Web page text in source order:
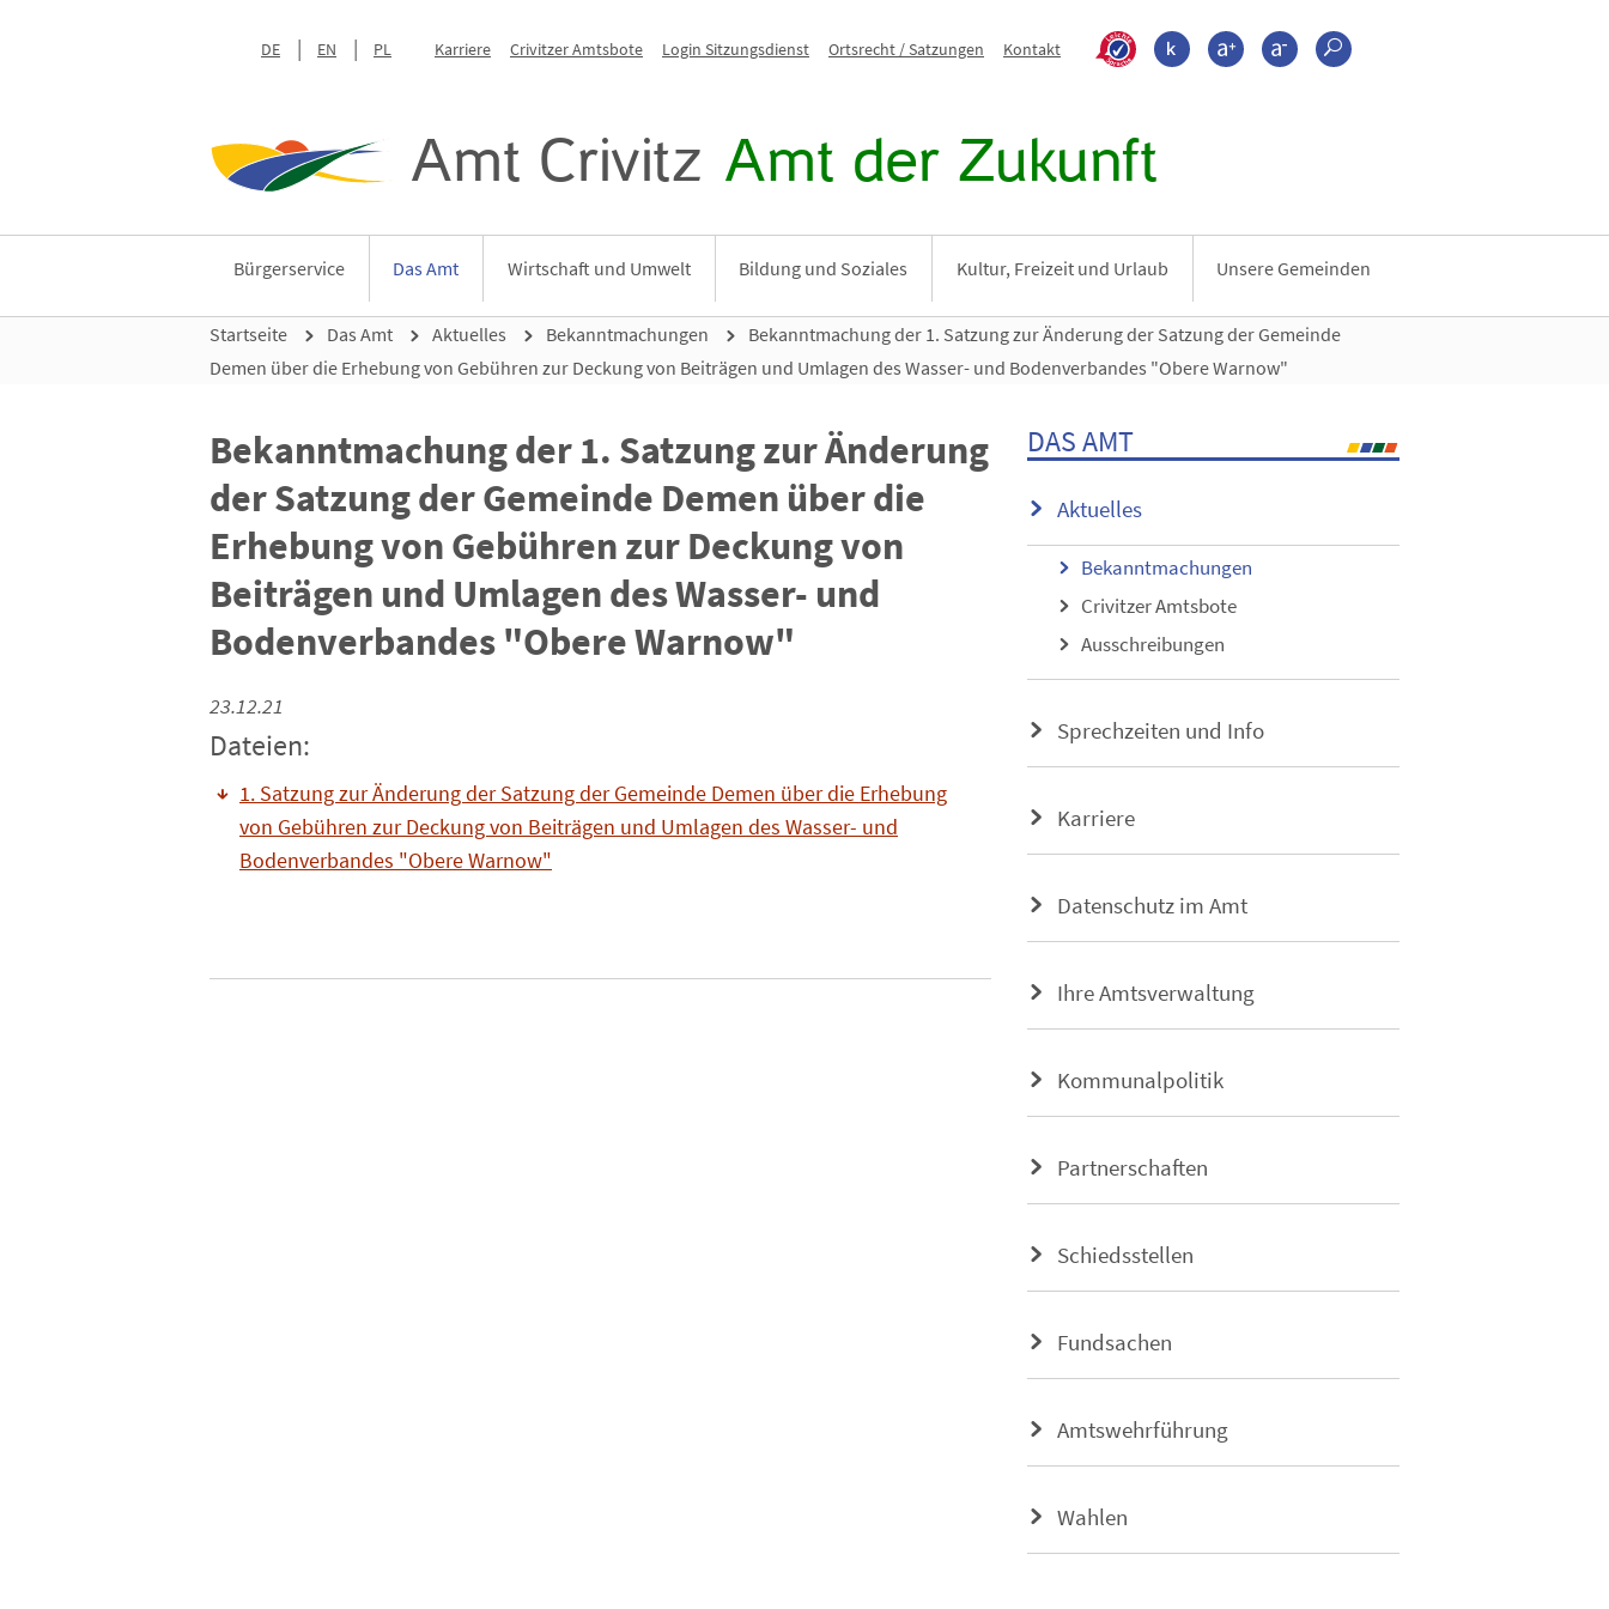
DE EN PL Karriere Crivitzer Amtsbote Login Sitzungsdienst Ortsrecht / Satzungen Kontakt >???leichte_sprache???
KontrastSchrift größerSchrift kleiner
Suche
Amt Crivitz Amt der Zukunft
Bürgerservice Das Amt Wirtschaft und Umwelt Bildung und Soziales Kultur, Freizeit und Urlaub Unsere Gemeinden
Startseite Das Amt Aktuelles Bekanntmachungen
Bekanntmachung der 1. Satzung zur Änderung der Satzung der Gemeinde
Demen über die Erhebung von Gebühren zur Deckung von Beiträgen und Umlagen des Wasser- und Bodenverbandes "Obere Warnow"
Bekanntmachung der 1. Satzung zur Änderung
der Satzung der Gemeinde Demen über die
Erhebung von Gebühren zur Deckung von
Beiträgen und Umlagen des Wasser- und
Bodenverbandes "Obere Warnow"
23.12.21
Dateien:
1. Satzung zur Änderung der Satzung der Gemeinde Demen über die Erhebung
von Gebühren zur Deckung von Beiträgen und Umlagen des Wasser- und
Bodenverbandes "Obere Warnow"
DAS AMT
Aktuelles
Bekanntmachungen
Crivitzer Amtsbote
Ausschreibungen
Sprechzeiten und Info
Karriere
Datenschutz im Amt
Ihre Amtsverwaltung
Kommunalpolitik
Partnerschaften
Schiedsstellen
Fundsachen
Amtswehrführung
Wahlen